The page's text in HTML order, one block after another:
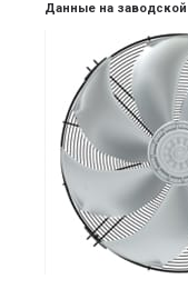
Данные на заводской